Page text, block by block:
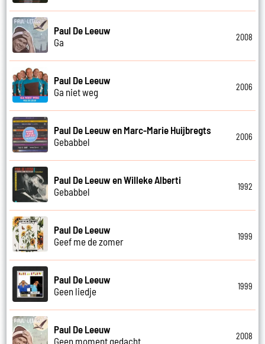
Paul De Leeuw
Ga
2008
Paul De Leeuw
Ga niet weg
2006
Paul De Leeuw en Marc-Marie Huijbregts
Gebabbel
2006
Paul De Leeuw en Willeke Alberti
Gebabbel
1992
Paul De Leeuw
Geef me de zomer
1999
Paul De Leeuw
Geen liedje
1999
Paul De Leeuw
Geen moment gedacht
2008